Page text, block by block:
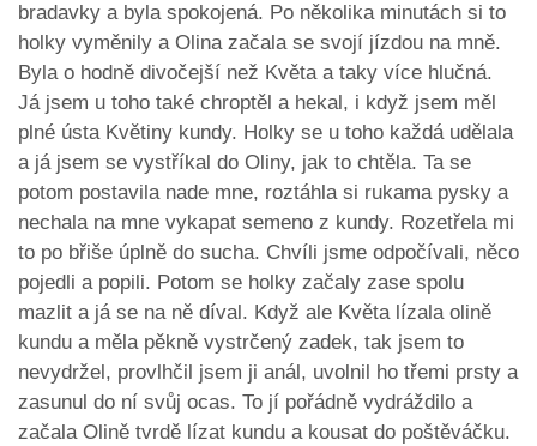
bradavky a byla spokojená. Po několika minutách si to
holky vyměnily a Olina začala se svojí jízdou na mně.
Byla o hodně divočejší než Květa a taky více hlučná.
Já jsem u toho také chroptěl a hekal, i když jsem měl
plné ústa Květiny kundy. Holky se u toho každá udělala
a já jsem se vystříkal do Oliny, jak to chtěla. Ta se
potom postavila nade mne, roztáhla si rukama pysky a
nechala na mne vykapat semeno z kundy. Rozetřela mi
to po břiše úplně do sucha. Chvíli jsme odpočívali, něco
pojedli a popili. Potom se holky začaly zase spolu
mazlit a já se na ně díval. Když ale Květa lízala olině
kundu a měla pěkně vystrčený zadek, tak jsem to
nevydržel, provlhčil jsem ji anál, uvolnil ho třemi prsty a
zasunul do ní svůj ocas. To jí pořádně vydráždilo a
začala Olině tvrdě lízat kundu a kousat do poštěváčku.